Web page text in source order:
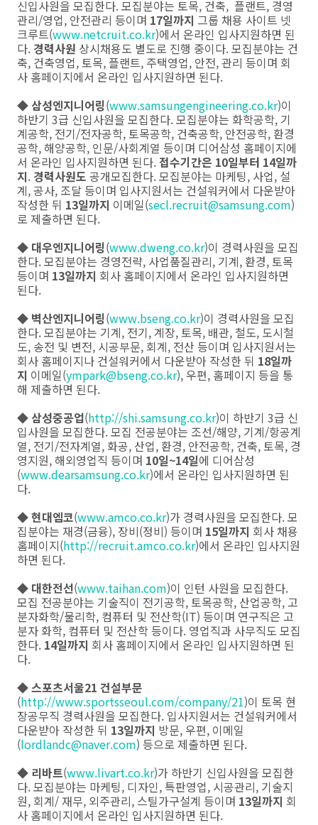
신입사원을 모집한다. 모집분야는 토목, 건축, 플랜트, 경영
관리/영업, 안전관리 등이며 17일까지 그룹 채용 사이트 넷
크루트(www.netcruit.co.kr)에서 온라인 입사지원하면 된
다. 경력사원 상시채용도 별도로 진행 중이다. 모집분야는 건
축, 건축영업, 토목, 플랜트, 주택영업, 안전, 관리 등이며 회
사 홈페이지에서 온라인 입사지원하면 된다.
◆ 삼성엔지니어링(www.samsungengineering.co.kr)이
하반기 3급 신입사원을 모집한다. 모집분야는 화학공학, 기
계공학, 전기/전자공학, 토목공학, 건축공학, 안전공학, 환경
공학, 해양공학, 인문/사회계열 등이며 디어삼성 홈페이지에
서 온라인 입사지원하면 된다.접수기간은 10일부터 14일까
지. 경력사원도 공개모집한다. 모집분야는 마케팅, 사업, 설
계, 공사, 조달 등이며 입사지원서는 건설워커에서 다운받아
작성한 뒤 13일까지 이메일(secl.recruit@samsung.com)
로 제출하면 된다.
◆ 대우엔지니어링(www.dweng.co.kr)이 경력사원을 모집
한다. 모집분야는 경영전략, 사업품질관리, 기계, 환경, 토목
등이며 13일까지 회사 홈페이지에서 온라인 입사지원하면
된다.
◆ 벽산엔지니어링(www.bseng.co.kr)이 경력사원을 모집
한다. 모집분야는 기계, 전기, 계장, 토목, 배관, 철도, 도시철
도, 송전 및 변전, 시공부문, 회계, 전산 등이며 입사지원서는
회사 홈페이지나 건설워커에서 다운받아 작성한 뒤 18일까
지 이메일(ympark@bseng.co.kr), 우편, 홈페이지 등을 통
해 제출하면 된다.
◆ 삼성중공업(http://shi.samsung.co.kr)이 하반기 3급 신
입사원을 모집한다. 모집 전공분야는 조선/해양, 기계/항공계
열, 전기/전자계열, 화공, 산업, 환경, 안전공학, 건축, 토목, 경
영지원, 해외영업직 등이며 10일~14일에 디어삼성
(www.dearsamsung.co.kr)에서 온라인 입사지원하면 된
다.
◆현대엠코(www.amco.co.kr)가 경력사원을 모집한다. 모
집분야는 재경(금융), 장비(정비) 등이며 15일까지 회사 채용
홈페이지(http://recruit.amco.co.kr)에서 온라인 입사지원
하면 된다.
◆ 대한전선(www.taihan.com)이 인턴 사원을 모집한다.
모집 전공분야는 기술직이 전기공학, 토목공학, 산업공학, 고
분자화학/물리학, 컴퓨터 및 전산학(IT) 등이며 연구직은 고
분자 화학, 컴퓨터 및 전산학 등이다. 영업직과 사무직도 모집
한다. 14일까지 회사 홈페이지에서 온라인 입사지원하면 된
다.
◆스포츠서울21 건설부문
(http://www.sportsseoul.com/company/21)이 토목 현
장공무직 경력사원을 모집한다. 입사지원서는 건설워커에서
다운받아 작성한 뒤 13일까지 방문, 우편, 이메일
(lordlandc@naver.com) 등으로 제출하면 된다.
◆ 리바트(www.livart.co.kr)가 하반기 신입사원을 모집한
다. 모집분야는 마케팅, 디자인, 특판영업, 시공관리, 기술지
원, 회계/ 재무, 외주관리, 스틸가구설계 등이며 13일까지 회
사 홈페이지에서 온라인 입사지원하면 된다.